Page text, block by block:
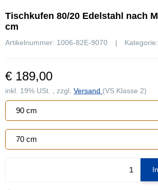
Tischkufen 80/20 Edelstahl nach
cm
Artikelnummer: 1006-82E-9070 Kategorie:
€ 189,00
inkl. 19% USt. , zzgl. Versand (VS Klasse 2)
90 cm
70 cm